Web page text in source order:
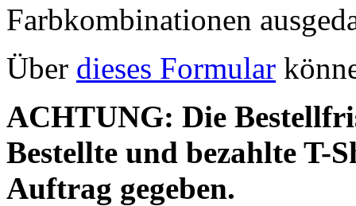
Farbkombinationen
Über dieses Formular
ACHTUNG: Die
Bestellte und bezahlte T-
Auftrag gegeben.